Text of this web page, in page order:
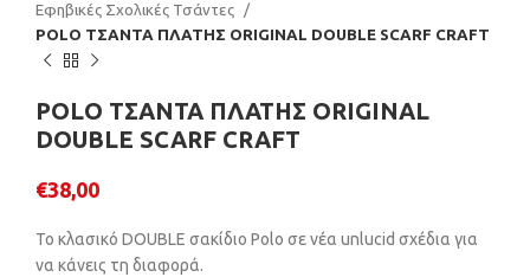
Εφηβικές Σχολικές Τσάντες
POLO ΤΣΑΝΤΑ ΠΛΑΤΗΣ ORIGINAL DOUBLE SCARF CRAFT
POLO ΤΣΑΝΤΑ ΠΛΑΤΗΣ ORIGINAL
DOUBLE SCARF CRAFT
€38,00
Το κλασικό DOUBLE σακίδιο Polo σε νέα unlucid σχέδια για
να κάνεις τη διαφορά.